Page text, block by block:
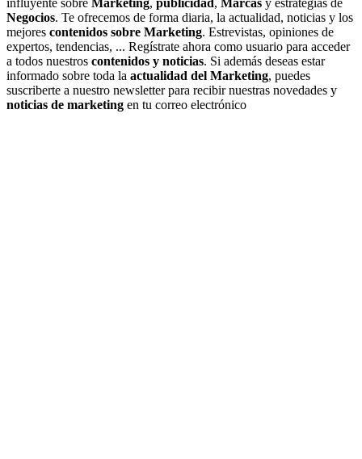
influyente sobre Marketing, publicidad , Marcas y estrategias de
Negocios. Te ofrecemos de forma diaria, la actualidad, noticias y los
mejores contenidos sobre Marketing. Estrevistas, opiniones de
expertos, tendencias, ... Regístrate ahora como usuario para acceder
a todos nuestros contenidos y noticias. Si además deseas estar
informado sobre toda la actualidad del Marketing, puedes
suscriberte a nuestro newsletter para recibir nuestras novedades y
noticias de marketing en tu correo electrónico